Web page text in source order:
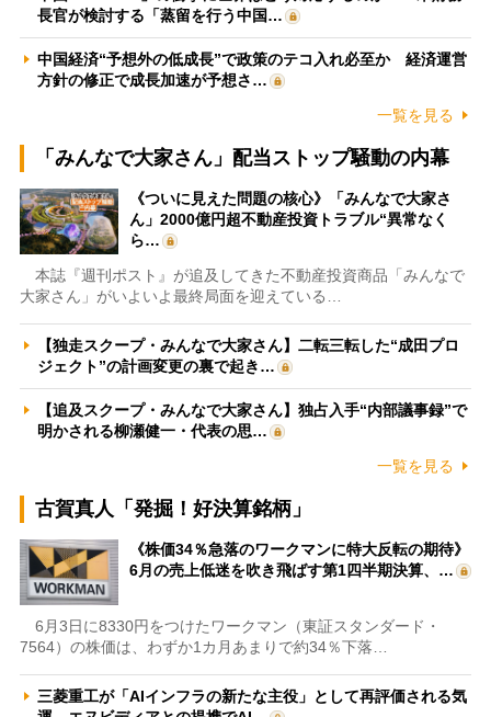
長官が検討する「蒸留を行う中国…
中国経済“予想外の低成長”で政策のテコ入れ必至か 経済運営
方針の修正で成長加速が予想さ…
一覧を見る
「みんなで大家さん」配当ストップ騒動の内幕
《ついに見えた問題の核心》「みんなで大家さ
ん」2000億円超不動産投資トラブル“異常なく
ら…
本誌『週刊ポスト』が追及してきた不動産投資商品「みんなで
大家さん」がいよいよ最終局面を迎えている…
【独走スクープ・みんなで大家さん】二転三転した“成田プロ
ジェクト”の計画変更の裏で起き…
【追及スクープ・みんなで大家さん】独占入手“内部議事録”で
明かされる柳瀬健一・代表の思…
一覧を見る
古賀真人「発掘！好決算銘柄」
《株価34％急落のワークマンに特大反転の期待》
6月の売上低迷を吹き飛ばす第1四半期決算、…
6月3日に8330円をつけたワークマン（東証スタンダード・
7564）の株価は、わずか1カ月あまりで約34％下落…
三菱重工が「AIインフラの新たな主役」として再評価される気